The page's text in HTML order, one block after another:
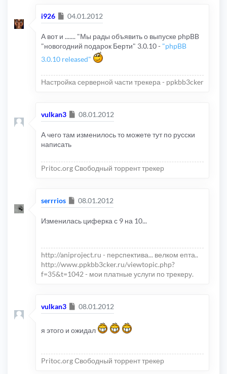
i926 Сообщение
04.01.2012
А вот и ....... "Мы рады объявить о выпуске phpBB
"новогодний подарок Берти" 3.0.10 - "phpBB
3.0.10 released"
Настройка серверной части трекера - ppkbb3cker
vulkan3 Сообщение
08.01.2012
А чего там изменилось то можете тут по русски
написать
Pritoc.org Свободный торрент трекер
serrrios Сообщение
08.01.2012
Изменилась циферка с 9 на 10...
http://aniproject.ru - перспектива... велком епта..
http://www.ppkbb3cker.ru/viewtopic.php?
f=35&t=1042 - мои платные услуги по трекеру.
vulkan3 Сообщение
08.01.2012
я этого и ожидал
Pritoc.org Свободный торрент трекер